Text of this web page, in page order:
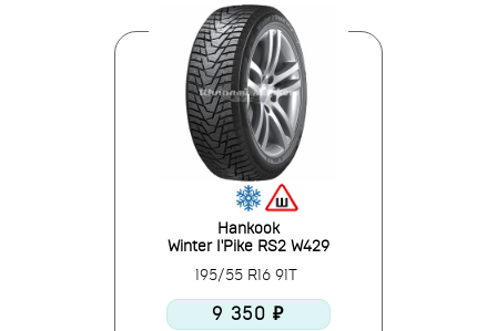
Hankook
Winter I'Pike RS2 W429
195/55 R16 91T
9 350 ₽